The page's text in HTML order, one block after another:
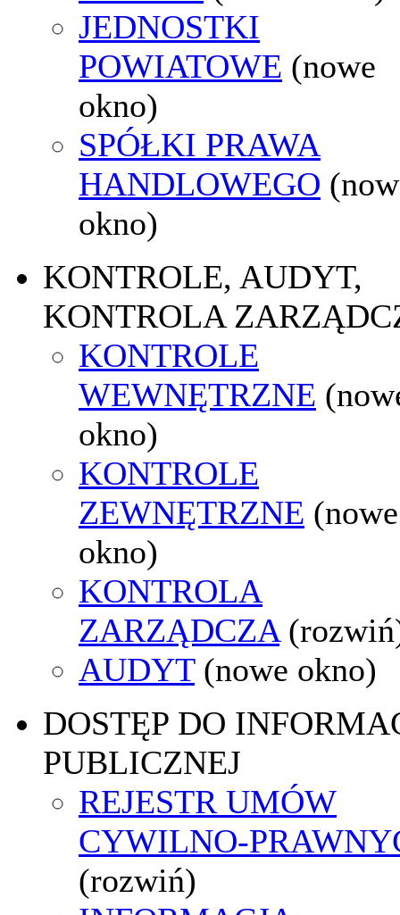
JEDNOSTKI
POWIATOWE (nowe
okno)
SPÓŁKI PRAWA
HANDLOWEGO
okno)
KONTROLE, AUDYT,
KONTROLA
KONTROLE
WEWNĘTRZNE
okno)
KONTROLE
ZEWNĘTRZNE (nowe
okno)
KONTROLA
ZARZĄDCZA
AUDYT (nowe okno)
DOSTĘP DO
PUBLICZNEJ
REJESTR UMÓW
CYWILNO-
(rozwiń)